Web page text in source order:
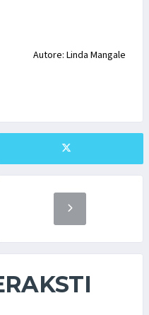
Autore: Linda Mangale